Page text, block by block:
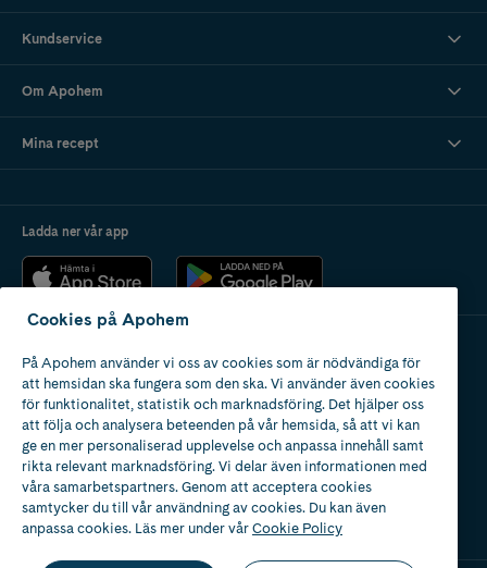
Kundservice
Om Apohem
Mina recept
Ladda ner vår app
Apotek med tillstånd
av Läkemedelsverket
Cookies på Apohem
På Apohem använder vi oss av cookies som är nödvändiga för
att hemsidan ska fungera som den ska. Vi använder även cookies
för funktionalitet, statistik och marknadsföring. Det hjälper oss
att följa och analysera beteenden på vår hemsida, så att vi kan
ge en mer personaliserad upplevelse och anpassa innehåll samt
rikta relevant marknadsföring. Vi delar även informationen med
våra samarbetspartners. Genom att acceptera cookies
samtycker du till vår användning av cookies. Du kan även
anpassa cookies. Läs mer under vårCookie Policy